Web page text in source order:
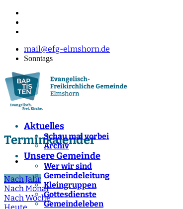
mail@efg-elmshorn.de
Sonntags
Aktuelles
Schau mal vorbei
Archiv
Unsere Gemeinde
Wer wir sind
Gemeindeleitung
Kleingruppen
Gottesdienste
Gemeindeleben
Terminkalender
Nach Jahr
Nach Monat
Nach Woche